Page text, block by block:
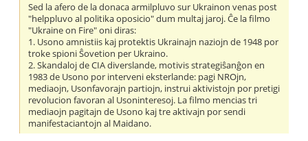
Sed la afero de la donaca armilpluvo sur Ukrainon venas post
"helppluvo al politika oposicio" dum multaj jaroj. Ĉe la filmo
"Ukraine on Fire" oni diras:
1. Usono amnistiis kaj protektis Ukrainajn naziojn de 1948 por
troke spioni Ŝovetion per Ukraino.
2. Skandaloj de CIA diverslande, motivis strategiŝanĝon en
1983 de Usono por interveni eksterlande: pagi NROjn,
mediaojn, Usonfavorajn partiojn, instrui aktivistojn por pretigi
revolucion favoran al Usoninteresoj. La filmo mencias tri
mediaojn pagitajn de Usono kaj tre aktivajn por sendi
manifestaciantojn al Maidano.